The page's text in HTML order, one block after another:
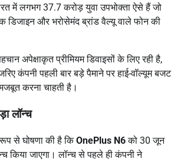
में लगभग 37.7 करोड़ युवा उपभोक्ता ऐसे हैं जो
डिजाइन और भरोसेमंद ब्रांड वैल्यू वाले फोन की
अपेक्षाकृत प्रीमियम डिवाइसों के लिए रही है,
कंपनी पहली बार बड़े पैमाने पर हाई-वॉल्यूम बजट
करना चाहती है।
लॉन्च
से घोषणा की है किOnePlus N6को 30 जून
किया जाएगा। लॉन्च से पहले ही कंपनी ने